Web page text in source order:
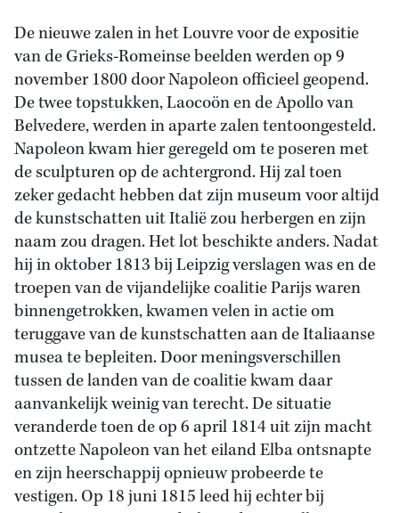
De nieuwe zalen in het Louvre voor de expositie
van de Grieks-Romeinse beelden werden op 9
november 1800 door Napoleon officieel geopend.
De twee topstukken, Laocoön en de Apollo van
Belvedere, werden in aparte zalen tentoongesteld.
Napoleon kwam hier geregeld om te poseren met
de sculpturen op de achtergrond. Hij zal toen
zeker gedacht hebben dat zijn museum voor altijd
de kunstschatten uit Italië zou herbergen en zijn
naam zou dragen. Het lot beschikte anders. Nadat
hij in oktober 1813 bij Leipzig verslagen was en de
troepen van de vijandelijke coalitie Parijs waren
binnengetrokken, kwamen velen in actie om
teruggave van de kunstschatten aan de Italiaanse
musea te bepleiten. Door meningsverschillen
tussen de landen van de coalitie kwam daar
aanvankelijk weinig van terecht. De situatie
veranderde toen de op 6 april 1814 uit zijn macht
ontzette Napoleon van het eiland Elba ontsnapte
en zijn heerschappij opnieuw probeerde te
vestigen. Op 18 juni 1815 leed hij echter bij